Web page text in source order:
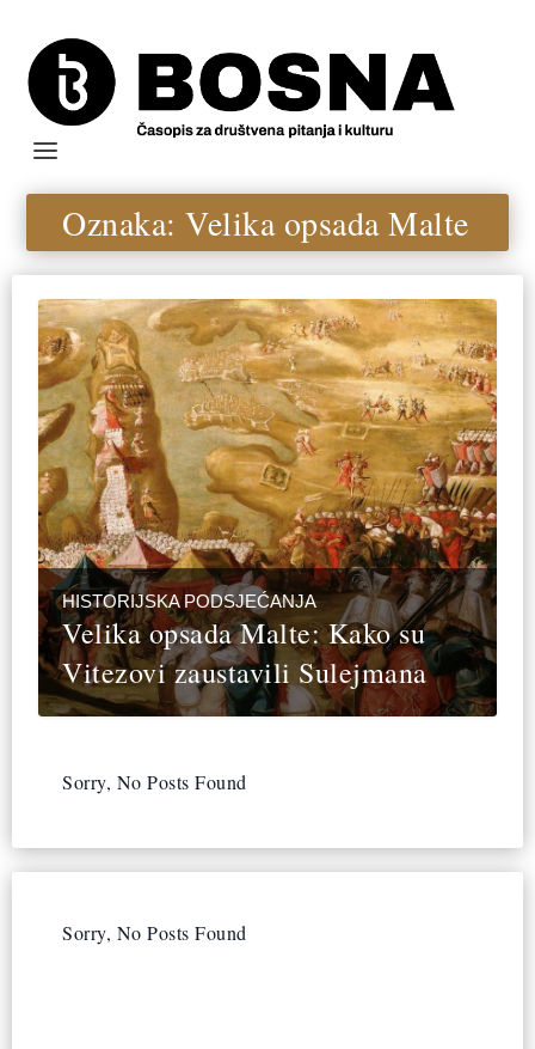
Oznaka:Velika opsada Malte
HISTORIJSKA PODSJEĆANJA
Velika opsada Malte: Kako su
Vitezovi zaustavili Sulejmana
Sorry, No Posts Found
Sorry, No Posts Found